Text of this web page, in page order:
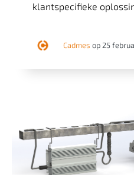
klantspecifieke
Cadmes op 25